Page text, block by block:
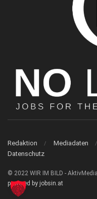
Redaktion Mediadaten
Datenschutz
© 2022 WIR IM BILD -
powered by jobsin.at